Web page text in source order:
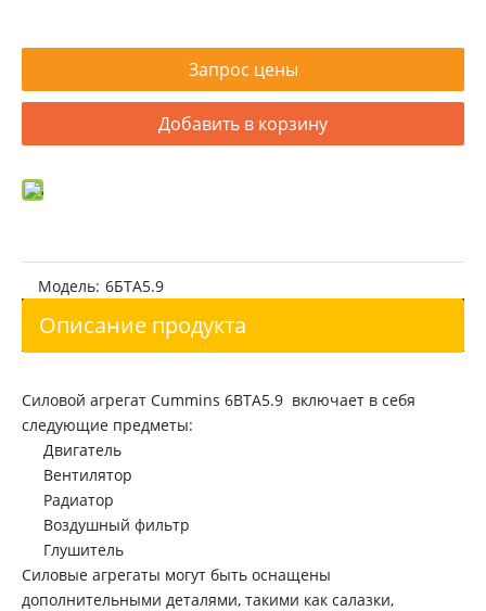
Запрос цены
Добавить в корзину
Модель: 6БТА5.9
Описание продукта
Силовой агрегат Cummins 6BTA5.9 включает в себя
следующие предметы:
Двигатель
Вентилятор
Радиатор
Воздушный фильтр
Глушитель
Силовые агрегаты могут быть оснащены
дополнительными деталями, такими как салазки,